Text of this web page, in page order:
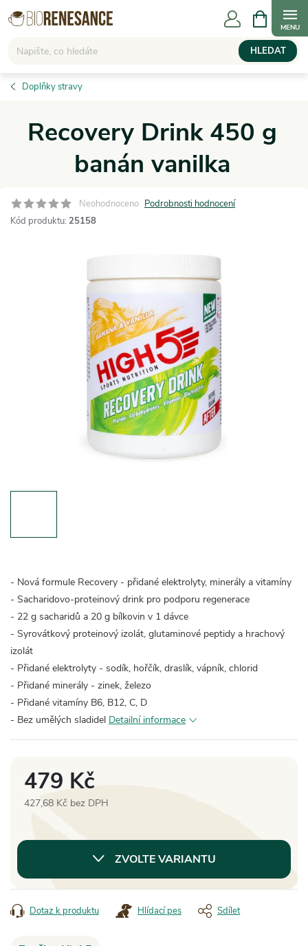
Přejít
na
HLEDAT
NÁKUPNÍ
KOŠÍK
Doplňky stravy
Recovery Drink 450 g
banán vanilka
Neohodnoceno Podrobnosti hodnocení
Kód produktu: 25158
- Nová formule Recovery - přidané elektrolyty, minerály a vitamíny
- Sacharidovo-proteinový drink pro podporu regenerace
- 22 g sacharidů a 20 g bílkovin v 1 dávce
- Syrovátkový proteinový izolát, glutaminové peptidy a hrachový
izolát
- Přidané elektrolyty - sodík, hořčík, draslík, vápník, chlorid
- Přidané minerály - zinek, železo
- Přidané vitamíny B6, B12, C, D
- Bez umělých sladidel Detailní informace
479 Kč
427,68 Kč bez DPH
ZVOLTE VARIANTU
Dotaz k produktu Hlídací pes Sdílet